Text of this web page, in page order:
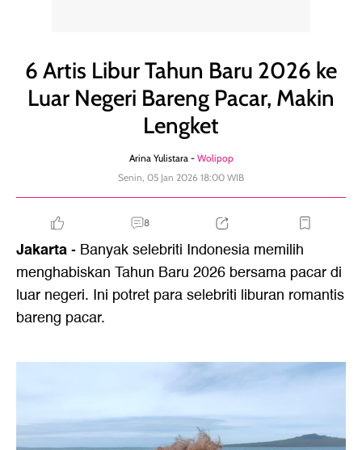
6 Artis Libur Tahun Baru 2026 ke
Luar Negeri Bareng Pacar, Makin
Lengket
Arina Yulistara - Wolipop
Senin, 05 Jan 2026 18:00 WIB
8
Jakarta- Banyak selebriti Indonesia memilih
menghabiskan Tahun Baru 2026 bersama pacar di
luar negeri. Ini potret para selebriti liburan romantis
bareng pacar.